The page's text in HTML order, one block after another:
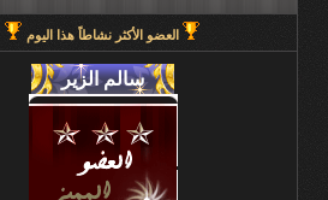
العضو الأكثر نشاطاً هذا اليوم